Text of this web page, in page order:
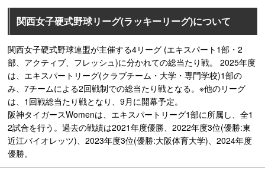
関西女子硬式野球リーグ(ラッキーリーグ)について
関西女子硬式野球連盟が主催する4リーグ (エキスパート1部・2
部、アクティブ、フレッシュ)に分かれての総当たり戦。 2025年度
は、エキスパートリーグ(クラブチーム・大学・専門学校)1部の
み、7チームによる2回戦制での総当たり戦となる。※他のリーグ
は、1回戦総当たり戦となり、9月に開幕予定。
阪神タイガースWomenは、エキスパートリーグ1部に所属し、全1
2試合を行う。過去の戦績は2021年度優勝、2022年度3位(優勝:東
近江バイオレッツ)、2023年度3位(優勝:大阪体育大学)、2024年度
優勝。